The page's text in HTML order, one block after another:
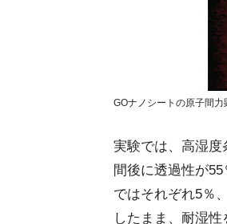
GOナノシートの原子間
実験では、高湿度
間後に透過性が
ではそれぞれ5％
したまま、耐湿性